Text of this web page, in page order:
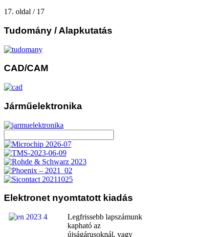
17. oldal / 17
Tudomány / Alapkutatás
CAD/CAM
Járműelektronika
Elektronet nyomtatott kiadás
Legfrissebb lapszámunk
kapható az
újságárusoknál, vagy